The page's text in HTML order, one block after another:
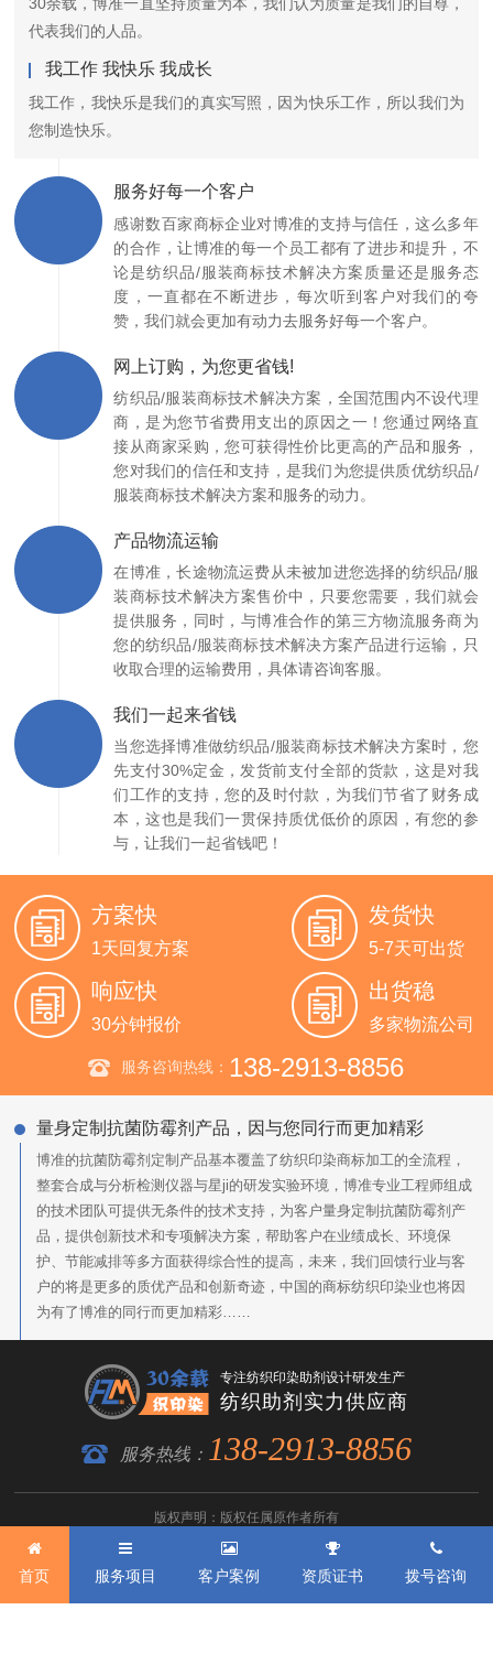
代表我们的人品。
我工作 我快乐 我成长
我工作，我快乐是我们的真实写照，因为快乐工作，所以我们为
您制造快乐。
服务好每一个客户
感谢数百家商标企业对博准的支持与信任，这么多年
的合作，让博准的每一个员工都有了进步和提升，不
论是纺织品/服装商标技术解决方案质量还是服务态
度，一直都在不断进步，每次听到客户对我们的夸
赞，我们就会更加有动力去服务好每一个客户。
网上订购，为您更省钱!
纺织品/服装商标技术解决方案，全国范围内不设代理
商，是为您节省费用支出的原因之一！您通过网络直
接从商家采购，您可获得性价比更高的产品和服务，
您对我们的信任和支持，是我们为您提供质优纺织品/
服装商标技术解决方案和服务的动力。
产品物流运输
在博准，长途物流运费从未被加进您选择的纺织品/服
装商标技术解决方案售价中，只要您需要，我们就会
提供服务，同时，与博准合作的第三方物流服务商为
您的纺织品/服装商标技术解决方案产品进行运输，只
收取合理的运输费用，具体请咨询客服。
我们一起来省钱
当您选择博准做纺织品/服装商标技术解决方案时，您
先支付30%定金，发货前支付全部的货款，这是对我
们工作的支持，您的及时付款，为我们节省了财务成
本，这也是我们一贯保持质优低价的原因，有您的参
与，让我们一起省钱吧！
方案快
1天回复方案
发货快
5-7天可出货
响应快
30分钟报价
出货稳
多家物流公司
服务咨询热线： 138-2913-8856
量身定制抗菌防霉剂产品，因与您同行而更加精彩
博准的抗菌防霉剂定制产品基本覆盖了纺织印染商标加工的全流程，
整套合成与分析检测仪器与星ji的研发实验环境，博准专业工程师组成
的技术团队可提供无条件的技术支持，为客户量身定制抗菌防霉剂产
品，提供创新技术和专项解决方案，帮助客户在业绩成长、环境保
护、节能减排等多方面获得综合性的提高，未来，我们回馈行业与客
户的将是更多的质优产品和创新奇迹，中国的商标纺织印染业也将因
为有了博准的同行而更加精彩……
专注纺织印染助剂设计研发生产
纺织助剂实力供应商
服务热线： 138-2913-8856
版权声明：版权任属原作者所有
如有侵犯版权请指出，
站立即改正
首页 服务项目 客户案例 资质证书 拨号咨询